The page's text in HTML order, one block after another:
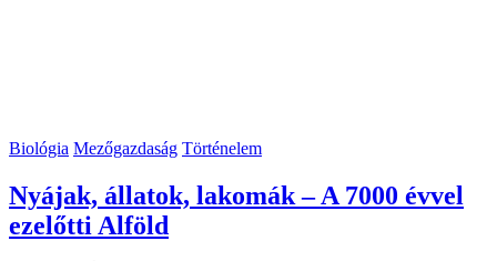
Biológia Mezőgazdaság Történelem
Nyájak, állatok, lakomák – A 7000 évvel
ezelőtti Alföld